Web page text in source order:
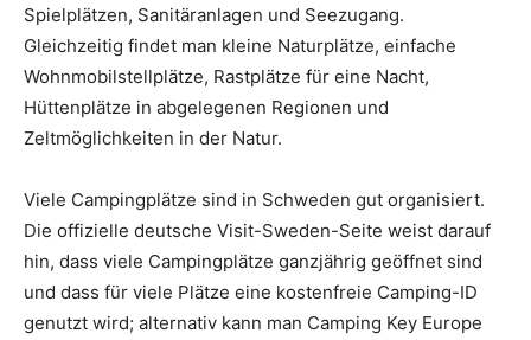
Spielplätzen, Sanitäranlagen und Seezugang.
Gleichzeitig findet man kleine Naturplätze, einfache
Wohnmobilstellplätze, Rastplätze für eine Nacht,
Hüttenplätze in abgelegenen Regionen und
Zeltmöglichkeiten in der Natur.
Viele Campingplätze sind in Schweden gut organisiert.
Die offizielle deutsche Visit-Sweden-Seite weist darauf
hin, dass viele Campingplätze ganzjährig geöffnet sind
und dass für viele Plätze eine kostenfreie Camping-ID
genutzt wird; alternativ kann man Camping Key Europe